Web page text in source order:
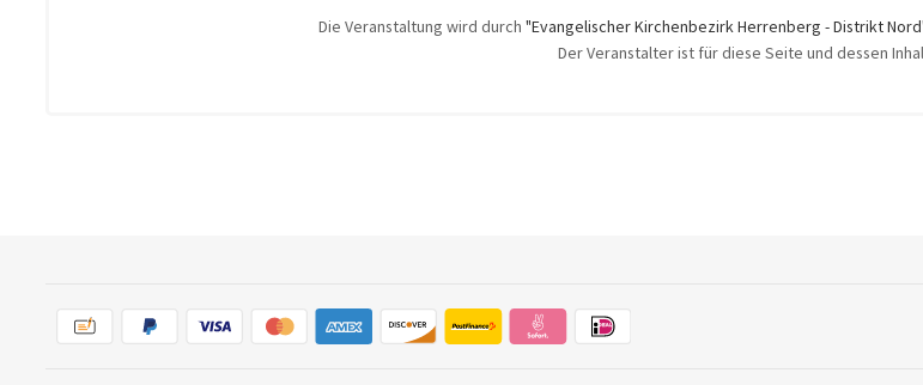
Die Veranstaltung wird durch "Evangelischer Kirchenbezirk Herrenberg - Distrikt
Der Veranstalter ist für diese Seite und dessen